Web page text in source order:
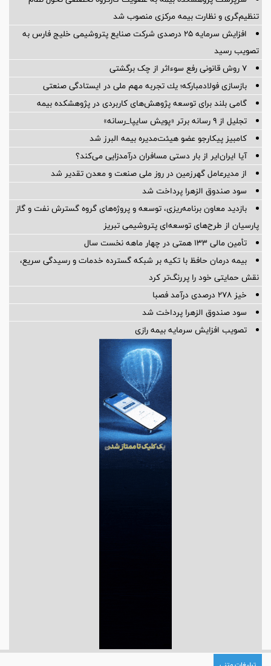
تنظیم‌گری و نظارت بیمه مركزی منصوب شد
افزایش سرمایه ۲۵ درصدی شرکت صنایع پتروشیمی خلیج فارس به
تصویب رسید
۷ روش قانونی رفع سوء‌اثر از چک برگشتی
بازسازی فولادمباركه؛ یك تجربه مهم ملی در ایستادگی صنعتی
گامی بلند برای توسعه پژوهش‌های كاربردی در پژوهشكده بیمه
تجلیل از ۹ رسانه برتر «پویش سایپا_رسانه»
کامبیز پیکارجو عضو هیئت‌مدیره بيمه البرز شد
آیا ایران‌ایر از بار دستی مسافران درآمدزایی می‌کند؟
از مدیرعامل گهرزمین در روز ملی صنعت و معدن تقدیر شد
سود صندوق الزهرا پرداخت شد
بازدید معاون برنامه‌ریزی، توسعه و پروژه‌های گروه گسترش نفت و گاز
پارسیان از طرح‌های توسعه‌ای پتروشیمی تبریز
تأمین مالی 133 همتی در چهار ماهه نخست سال
بیمه درمان حافظ با تکیه بر شبکه گسترده خدمات و رسیدگی سریع،
نقش حمایتی خود را پررنگ‌تر کرد
خیز ۲۷۸ درصدی درآمد فصبا
سود صندوق الزهرا پرداخت شد
تصویب افزایش سرمایه بیمه رازی